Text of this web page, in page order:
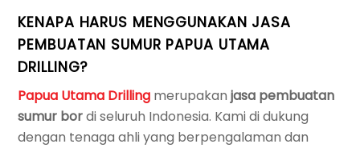
KENAPA HARUS MENGGUNAKAN JASA
PEMBUATAN SUMUR PAPUA UTAMA
DRILLING?
Papua Utama Drilling merupakanjasa pembuatan
sumur bordi seluruh Indonesia. Kami di dukung
dengan tenaga ahli yang berpengalaman dan